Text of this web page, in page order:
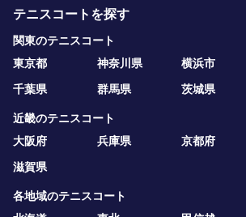
テニスコートを探す
関東のテニスコート
東京都
神奈川県 横浜市
千葉県
群馬県 茨城県
近畿のテニスコート
大阪府
兵庫県 京都府
滋賀県
各地域のテニスコート